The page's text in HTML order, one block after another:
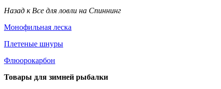
Назад к Все для ловли на Спиннинг
Монофильная леска
Плетеные шнуры
Флюорокарбон
Товары для зимней рыбалки